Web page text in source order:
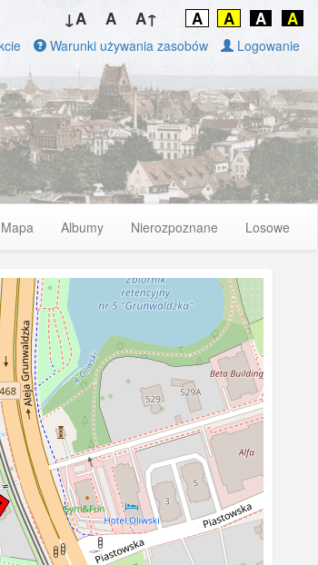
↓A A A↑ A A A A
Warunki używania zasobów Logowanie
Mapa Albumy Nierozpoznane Losowe